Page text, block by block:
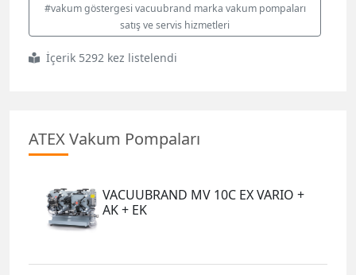
#vakum göstergesi vacuubrand marka vakum pompaları
satış ve servis hizmetleri
İçerik 5292 kez listelendi
ATEX Vakum Pompaları
VACUUBRAND MV 10C EX VARIO +
AK + EK